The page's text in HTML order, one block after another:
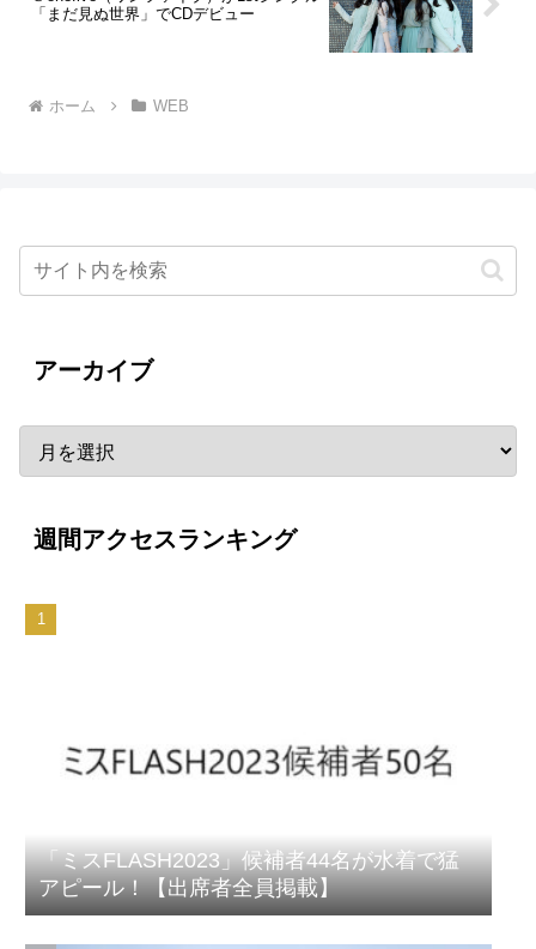
「まだ見ぬ世界」でCDデビュー
ホーム WEB
アーカイブ
週間アクセスランキング
「ミスFLASH2023」候補者44名が水着で猛
アピール！【出席者全員掲載】